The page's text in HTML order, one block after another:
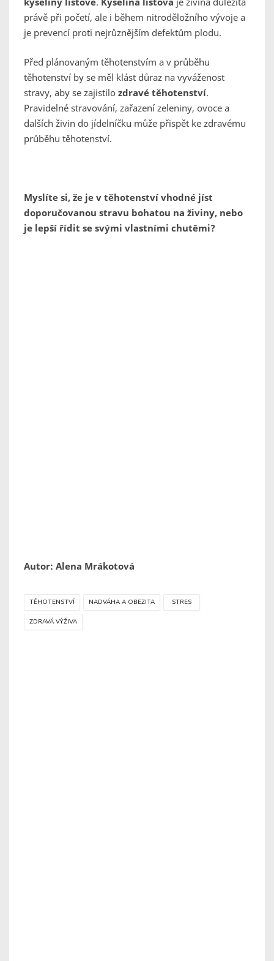
právě při početí, ale i během nitroděložního vývoje a
je prevencí proti nejrůznějším defektům plodu.
Před plánovaným těhotenstvím a v průběhu
těhotenství by se měl klást důraz na vyváženost
stravy, aby se zajistilo zdravé těhotenství.
Pravidelné stravování, zařazení zeleniny, ovoce a
dalších živin do jídelníčku může přispět ke zdravému
průběhu těhotenství.
Myslíte si, že je v těhotenství vhodné jíst
doporučovanou stravu bohatou na živiny, nebo
je lepší řídit se svými vlastními chutěmi?
Autor: Alena Mrákotová
TĚHOTENSTVÍ NADVÁHA A OBEZITA STRES
ZDRAVÁ VÝŽIVA